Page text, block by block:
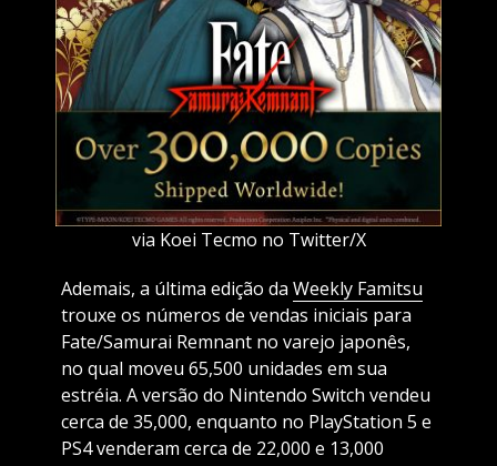
via Koei Tecmo no Twitter/X
Ademais, a última edição da Weekly Famitsu
trouxe os números de vendas iniciais para
Fate/Samurai Remnant no varejo japonês,
no qual moveu 65,500 unidades em sua
estréia. A versão do Nintendo Switch vendeu
cerca de 35,000, enquanto no PlayStation 5 e
PS4 venderam cerca de 22,000 e 13,000